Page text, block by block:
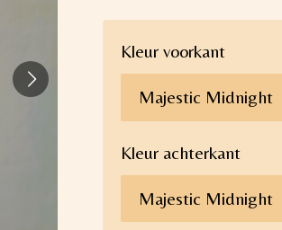
Kleur voorkant
Kleur achterkant